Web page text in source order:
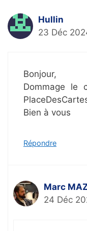
Hullin
23 Déc
Bonjour,
Dommage le
Bien à vous
Répondre
Marc
24 Déc